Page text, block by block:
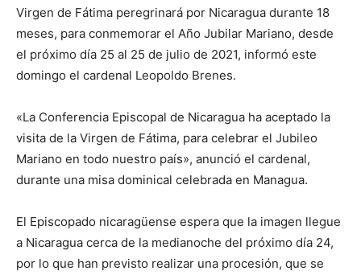
Virgen de Fátima peregrinará por Nicaragua durante 18
meses, para conmemorar el Año Jubilar Mariano, desde
el próximo día 25 al 25 de julio de 2021, informó este
domingo el cardenal Leopoldo Brenes.
«La Conferencia Episcopal de Nicaragua ha aceptado la
visita de la Virgen de Fátima, para celebrar el Jubileo
Mariano en todo nuestro país», anunció el cardenal,
durante una misa dominical celebrada en Managua.
El Episcopado nicaragüense espera que la imagen llegue
a Nicaragua cerca de la medianoche del próximo día 24,
por lo que han previsto realizar una procesión, que se